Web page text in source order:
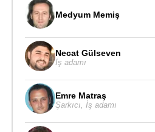
Medyum Memiş
Necat Gülseven
İş adamı
Emre Matraş
Şarkıcı İş adamı